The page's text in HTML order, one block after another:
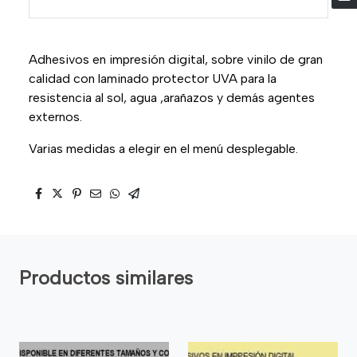
Adhesivos en impresión digital, sobre vinilo de gran
calidad con laminado protector UVA para la
resistencia al sol, agua ,arañazos y demás agentes
externos.
Varias medidas a elegir en el menú desplegable.
Productos similares